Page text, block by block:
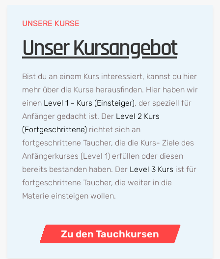
UNSERE KURSE
Unser Kursangebot
Bist du an einem Kurs interessiert, kannst du hier
mehr über die Kurse herausfinden. Hier haben wir
einen Level 1 – Kurs (Einsteiger), der speziell für
Anfänger gedacht ist. Der Level 2 Kurs
(Fortgeschrittene) richtet sich an
fortgeschrittene Taucher, die die Kurs- Ziele des
Anfängerkurses (Level 1) erfüllen oder diesen
bereits bestanden haben. Der Level 3 Kurs ist für
fortgeschrittene Taucher, die weiter in die
Materie einsteigen wollen.
Zu den Tauchkursen